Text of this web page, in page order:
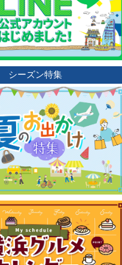
シーズン特集